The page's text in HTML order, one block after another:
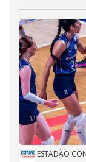
ESTADÃO